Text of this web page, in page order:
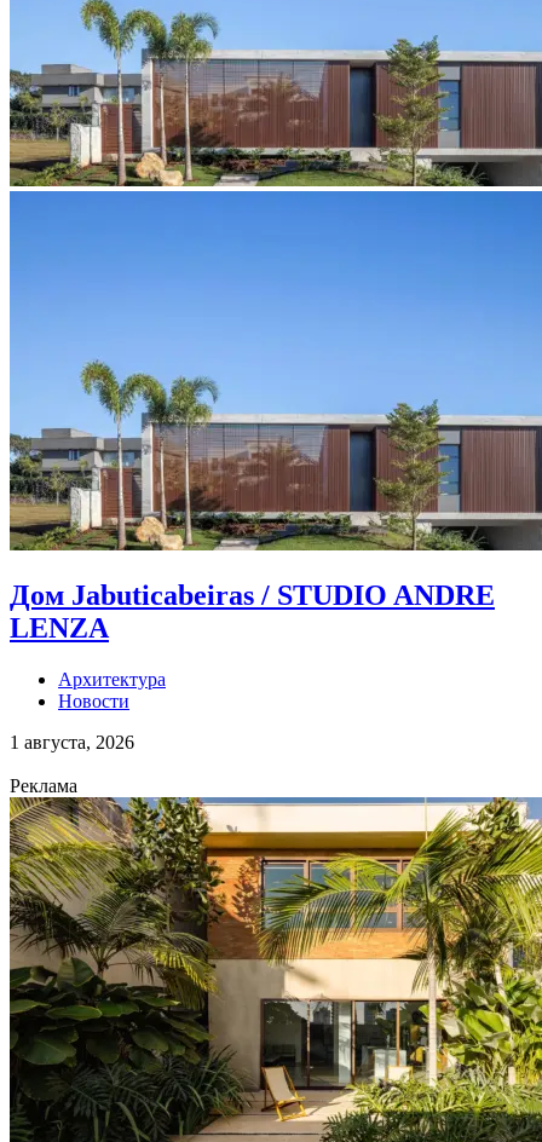
Дом Jabuticabeiras / STUDIO ANDRE
LENZA
Архитектура
Новости
1 августа, 2026
Реклама